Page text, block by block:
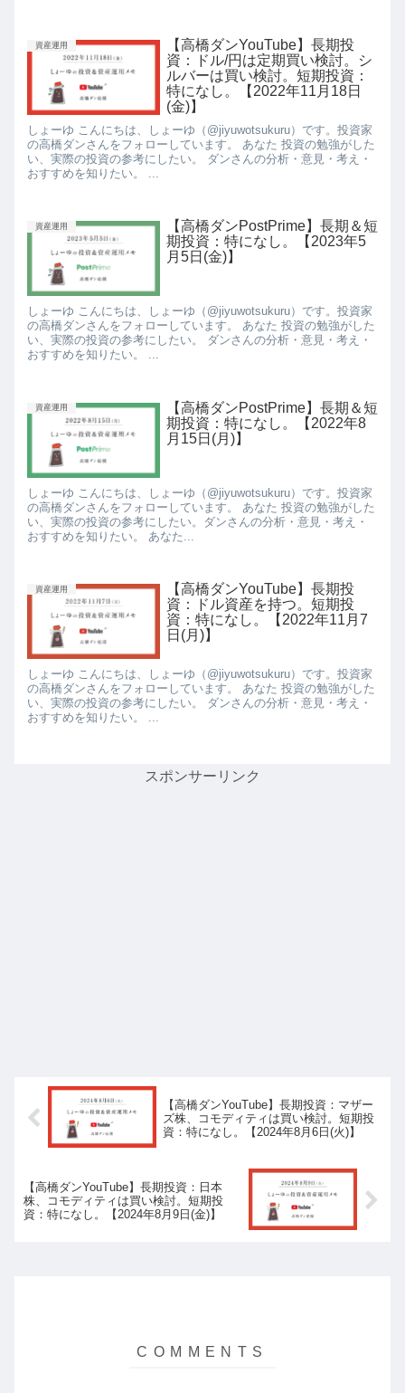
資産運用
【高橋ダンYouTube】長期投
資：ドル/円は定期買い検討。シ
ルバーは買い検討。短期投資：
特になし。【2022年11月18日
(金)】
しょーゆ こんにちは、しょーゆ（@jiyuwotsukuru）です。投資家
の高橋ダンさんをフォローしています。 あなた 投資の勉強がした
い、実際の投資の参考にしたい。 ダンさんの分析・意見・考え・
おすすめを知りたい。 ...
資産運用
【高橋ダンPostPrime】長期＆短
期投資：特になし。【2023年5
月5日(金)】
しょーゆ こんにちは、しょーゆ（@jiyuwotsukuru）です。投資家
の高橋ダンさんをフォローしています。 あなた 投資の勉強がした
い、実際の投資の参考にしたい。 ダンさんの分析・意見・考え・
おすすめを知りたい。 ...
資産運用
【高橋ダンPostPrime】長期＆短
期投資：特になし。【2022年8
月15日(月)】
しょーゆ こんにちは、しょーゆ（@jiyuwotsukuru）です。投資家
の高橋ダンさんをフォローしています。 あなた 投資の勉強がした
い、実際の投資の参考にしたい。ダンさんの分析・意見・考え・
おすすめを知りたい。 あなた...
資産運用
【高橋ダンYouTube】長期投
資：ドル資産を持つ。短期投
資：特になし。【2022年11月7
日(月)】
しょーゆ こんにちは、しょーゆ（@jiyuwotsukuru）です。投資家
の高橋ダンさんをフォローしています。 あなた 投資の勉強がした
い、実際の投資の参考にしたい。 ダンさんの分析・意見・考え・
おすすめを知りたい。 ...
スポンサーリンク
【高橋ダンYouTube】長期投資：マザー
ズ株、コモディティは買い検討。短期投
資：特になし。【2024年8月6日(火)】
【高橋ダンYouTube】長期投資：日本
株、コモディティは買い検討。短期投
資：特になし。【2024年8月9日(金)】